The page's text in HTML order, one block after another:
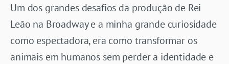
Um dos grandes desafios da produção de Rei
Leão na Broadway e a minha grande curiosidade
como espectadora, era como transformar os
animais em humanos sem perder a identidade e